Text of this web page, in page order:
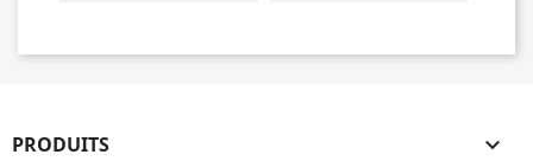
PRODUITS 